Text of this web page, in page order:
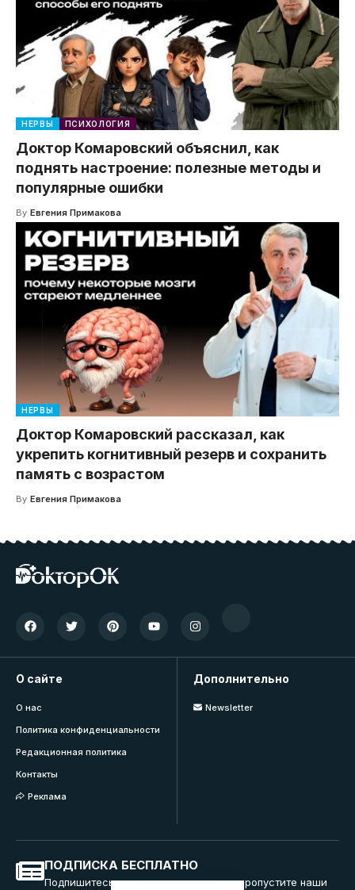
НЕРВЫ ПСИХОЛОГИЯ
Доктор Комаровский объяснил, как
поднять настроение: полезные методы и
популярные ошибки
By Евгения Примакова
НЕРВЫ
Доктор Комаровский рассказал, как
укрепить когнитивный резерв и сохранить
память с возрастом
By Евгения Примакова
О сайте
О нас
Политика конфиденциальности
Редакционная политика
Контакты
Реклама
Дополнительно
Newsletter
ПОДПИСКА БЕСПЛАТНО
Подпишитесь на нашу рассылку и не пропустите наши